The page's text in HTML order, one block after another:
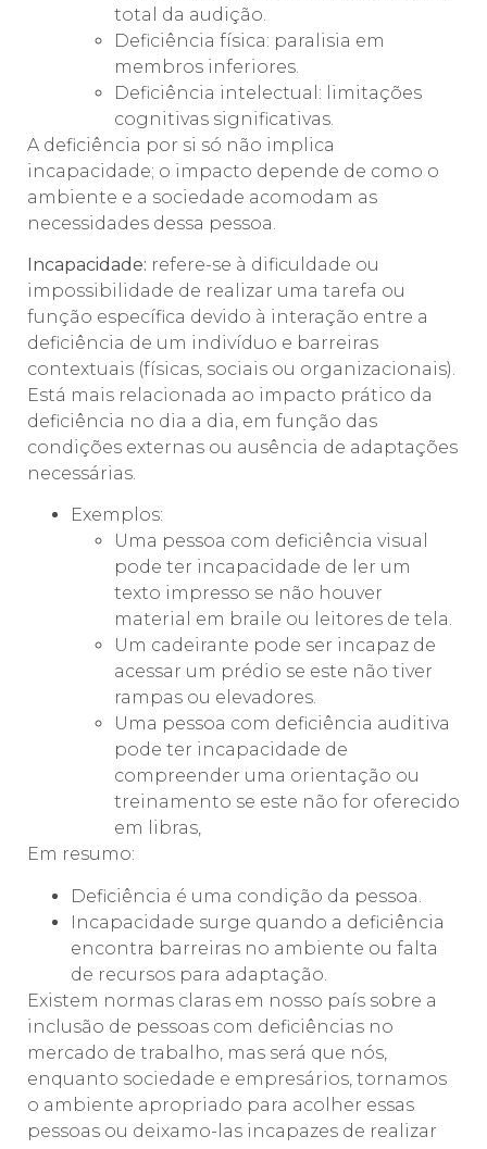
total da audição.
Deficiência física: paralisia em
membros inferiores.
Deficiência intelectual: limitações
cognitivas significativas.
A deficiência por si só não implica
incapacidade; o impacto depende de como o
ambiente e a sociedade acomodam as
necessidades dessa pessoa.
Incapacidade: refere-se à dificuldade ou
impossibilidade de realizar uma tarefa ou
função específica devido à interação entre a
deficiência de um indivíduo e barreiras
contextuais (físicas, sociais ou organizacionais).
Está mais relacionada ao impacto prático da
deficiência no dia a dia, em função das
condições externas ou ausência de adaptações
necessárias.
Exemplos:
Uma pessoa com deficiência visual
pode ter incapacidade de ler um
texto impresso se não houver
material em braile ou leitores de tela.
Um cadeirante pode ser incapaz de
acessar um prédio se este não tiver
rampas ou elevadores.
Uma pessoa com deficiência auditiva
pode ter incapacidade de
compreender uma orientação ou
treinamento se este não for oferecido
em libras,
Em resumo:
Deficiência é uma condição da pessoa.
Incapacidade surge quando a deficiência
encontra barreiras no ambiente ou falta
de recursos para adaptação.
Existem normas claras em nosso país sobre a
inclusão de pessoas com deficiências no
mercado de trabalho, mas será que nós,
enquanto sociedade e empresários, tornamos
o ambiente apropriado para acolher essas
pessoas ou deixamo-las incapazes de realizar